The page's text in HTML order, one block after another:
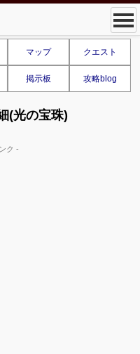
マップ クエスト
掲示板 攻略blog
(光の宝珠)
ク -